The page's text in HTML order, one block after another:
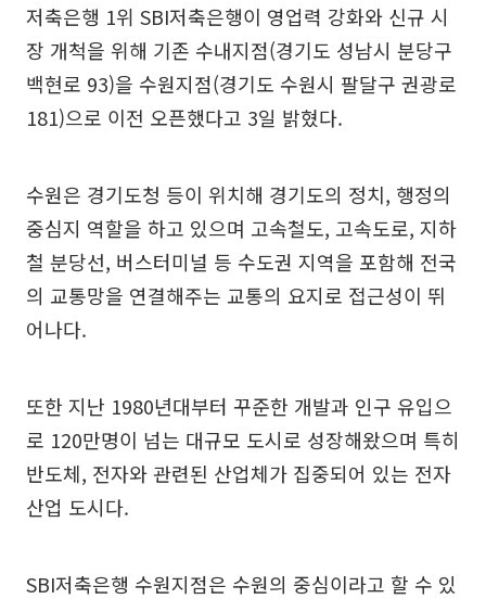
저축은행 1위 SBI저축은행이 영업력 강화와 신규 시
장 개척을 위해 기존 수내지점(경기도 성남시 분당구
백현로 93)을 수원지점(경기도 수원시 팔달구 권광로
181)으로 이전 오픈했다고 3일 밝혔다.
수원은 경기도청 등이 위치해 경기도의 정치, 행정의
중심지 역할을 하고 있으며 고속철도, 고속도로, 지하
철 분당선, 버스터미널 등 수도권 지역을 포함해 전국
의 교통망을 연결해주는 교통의 요지로 접근성이 뛰
어나다.
또한 지난 1980년대부터 꾸준한 개발과 인구 유입으
로 120만명이 넘는 대규모 도시로 성장해왔으며 특히
반도체, 전자와 관련된 산업체가 집중되어 있는 전자
산업 도시다.
SBI저축은행 수원지점은 수원의 중심이라고 할 수 있